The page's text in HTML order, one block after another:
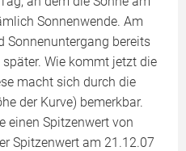
Sonnenwende. Am
Sonnenuntergang bereits
Wie kommt jetzt die
macht sich durch die
der Kurve) bemerkbar.
einen Spitzenwert von
Spitzenwert am 21.12.07